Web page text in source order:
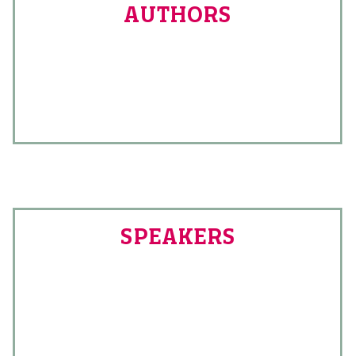
AUTHORS
SPEAKERS